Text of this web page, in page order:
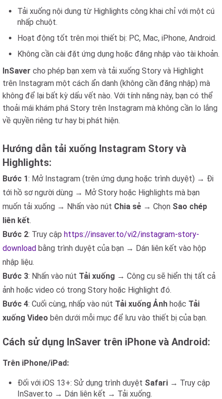
Tải xuống nội dung từ Highlights công khai chỉ với một cú
nhấp chuột.
Hoạt động tốt trên mọi thiết bị: PC, Mac, iPhone, Android.
Không cần cài đặt ứng dụng hoặc đăng nhập vào tài khoản.
InSaver cho phép bạn xem và tải xuống Story và Highlight
trên Instagram một cách ẩn danh (không cần đăng nhập) mà
không để lại bất kỳ dấu vết nào. Với tính năng này, bạn có thể
thoải mái khám phá Story trên Instagram mà không cần lo lắng
về quyền riêng tư hay bị phát hiện.
Hướng dẫn tải xuống Instagram Story và
Highlights:
Bước 1: Mở Instagram (trên ứng dụng hoặc trình duyệt) → Đi
tới hồ sơ người dùng → Mở Story hoặc Highlights mà bạn
muốn tải xuống → Nhấn vào nút Chia sẻ → Chọn Sao chép
liên kết.
Bước 2: Truy cập https://insaver.to/vi2/instagram-story-
download bằng trình duyệt của bạn → Dán liên kết vào hộp
nhập liệu.
Bước 3: Nhấn vào nút Tải xuống → Công cụ sẽ hiển thị tất cả
ảnh hoặc video có trong Story hoặc Highlight đó.
Bước 4: Cuối cùng, nhấp vào nút Tải xuống Ảnh hoặc Tải
xuống Video bên dưới mỗi mục để lưu vào thiết bị của bạn.
Cách sử dụng InSaver trên iPhone và Android:
Trên iPhone/iPad:
Đối với iOS 13+: Sử dụng trình duyệt Safari → Truy cập
InSaver.to → Dán liên kết → Tải xuống.